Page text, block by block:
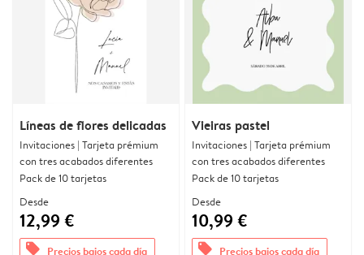
Líneas de flores delicadas
Invitaciones | Tarjeta prémium
con tres acabados diferentes
Pack de 10 tarjetas
Desde
12,99 €
offers Precios bajos cada día
Vieiras pastel
Invitaciones | Tarjeta prémium
con tres acabados diferentes
Pack de 10 tarjetas
Desde
10,99 €
offers Precios bajos cada día